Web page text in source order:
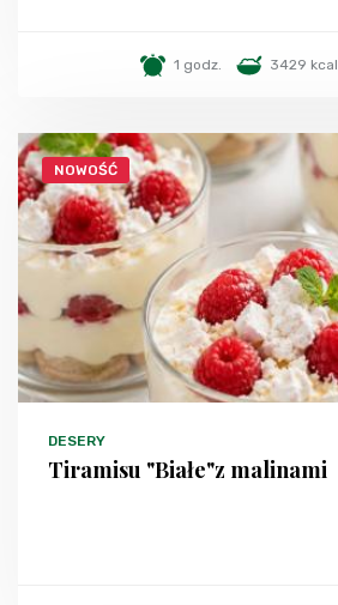
1 godz. 3429 kcal
NOWOŚĆ
DESERY
Tiramisu "Białe"z malinami